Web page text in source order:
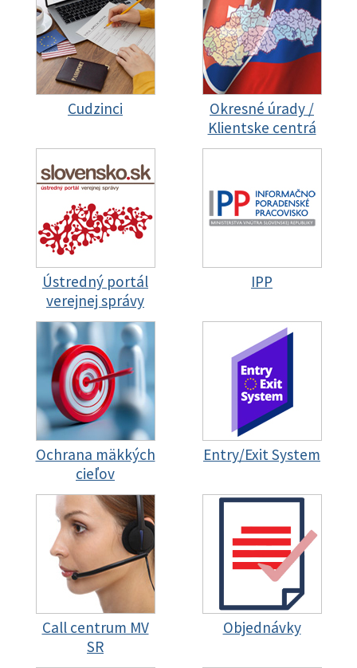
Cudzinci
Okresné úrady /
Klientske centrá
Ústredný portál
verejnej správy
IPP
Ochrana mäkkých
cieľov
Entry/Exit System
Call centrum MV
SR
Objednávky